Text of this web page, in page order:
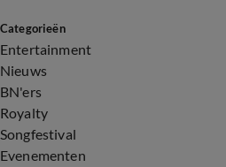
Categorieën
Entertainment
Nieuws
BN'ers
Royalty
Songfestival
Evenementen